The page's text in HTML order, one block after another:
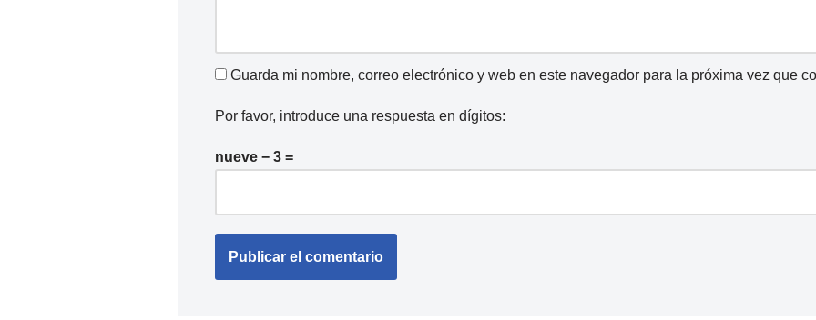
Guarda mi nombre, correo electrónico y web en este navegador para la próxima vez que
Por favor, introduce una respuesta en dígitos:
nueve − 3 =